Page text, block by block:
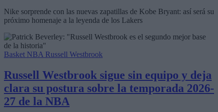
Nike sorprende con las nuevas zapatillas de Kobe Bryant: así será su
próximo homenaje a la leyenda de los Lakers
Basket NBA Russell Westbrook
Russell Westbrook sigue sin equipo y deja
clara su postura sobre la temporada 2026-
27 de la NBA